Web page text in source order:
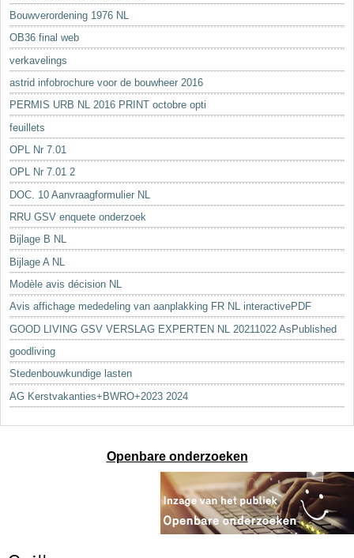
Bouwverordening 1976 NL
OB36 final web
verkavelings
astrid infobrochure voor de bouwheer 2016
PERMIS URB NL 2016 PRINT octobre opti
feuillets
OPL Nr 7.01
OPL Nr 7.01 2
DOC. 10 Aanvraagformulier NL
RRU GSV enquete onderzoek
Bijlage B NL
Bijlage A NL
Modèle avis décision NL
Avis affichage mededeling van aanplakking FR NL interactivePDF
GOOD LIVING GSV VERSLAG EXPERTEN NL 20211022 AsPublished
goodliving
Stedenbouwkundige lasten
AG Kerstvakanties+BWRO+2023 2024
Openbare onderzoeken